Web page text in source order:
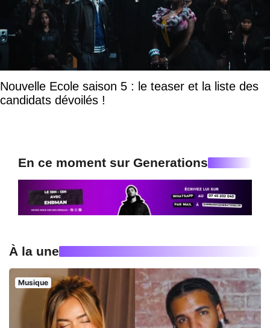
Nouvelle Ecole saison 5 : le teaser et la liste des
candidats dévoilés !
En ce moment sur Generations
À la une
Musique